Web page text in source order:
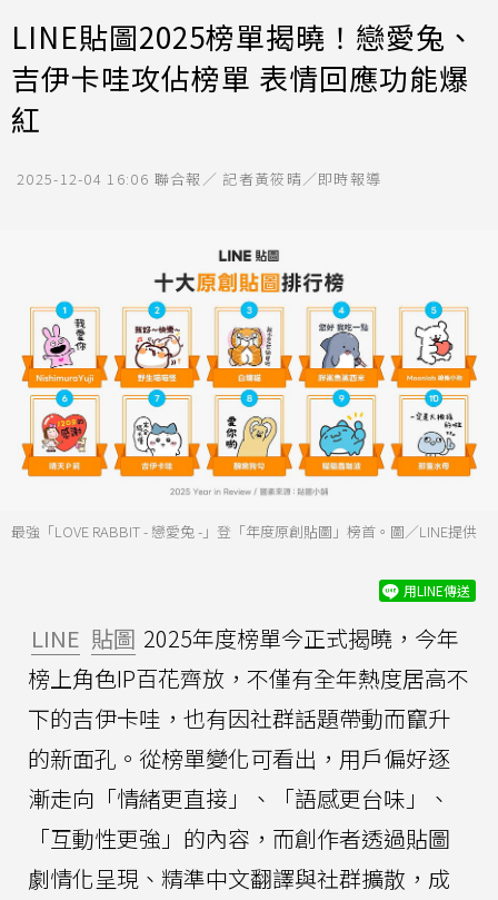
LINE貼圖2025榜單揭曉！戀愛兔、
吉伊卡哇攻佔榜單 表情回應功能爆
紅
2025-12-04 16:06 聯合報／ 記者黃筱晴／即時報導
最強「LOVE RABBIT - 戀愛兔 -」登「年度原創貼圖」榜首。圖／LINE提供
用LINE傳送
LINE 貼圖 2025年度榜單今正式揭曉，今年
榜上角色IP百花齊放，不僅有全年熱度居高不
下的吉伊卡哇，也有因社群話題帶動而竄升
的新面孔。從榜單變化可看出，用戶偏好逐
漸走向「情緒更直接」、「語感更台味」、
「互動性更強」的內容，而創作者透過貼圖
劇情化呈現、精準中文翻譯與社群擴散，成